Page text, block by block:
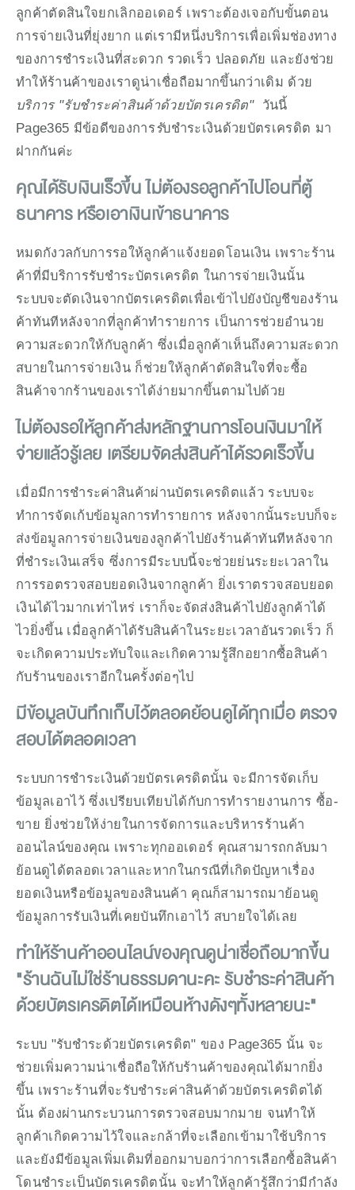
ลูกค้าตัดสินใจยกเลิกออเดอร์ เพราะต้องเจอกับขั้นตอน
การจ่ายเงินที่ยุ่งยาก แต่เรามีหนึ่งบริการเพื่อเพิ่มช่องทาง
ของการชำระเงินที่สะดวก รวดเร็ว ปลอดภัย และยังช่วย
ทำให้ร้านค้าของเราดูน่าเชื่อถือมากขึ้นกว่าเดิม ด้วย
บริการ "รับชำระค่าสินค้าด้วยบัตรเครดิต" วันนี้
Page365 มีข้อดีของการรับชำระเงินด้วยบัตรเครดิต มา
ฝากกันค่ะ
คุณได้รับเงินเร็วขึ้น ไม่ต้องรอลูกค้าไปโอนที่ตู้
ธนาคาร หรือเอาเงินเข้าธนาคาร
หมดกังวลกับการรอให้ลูกค้าแจ้งยอดโอนเงิน เพราะร้าน
ค้าที่มีบริการรับชำระบัตรเครดิต ในการจ่ายเงินนั้น
ระบบจะตัดเงินจากบัตรเครดิตเพื่อเข้าไปยังบัญชีของร้าน
ค้าทันทีหลังจากที่ลูกค้าทำรายการ เป็นการช่วยอำนวย
ความสะดวกให้กับลูกค้า ซึ่งเมื่อลูกค้าเห็นถึงความสะดวก
สบายในการจ่ายเงิน ก็ช่วยให้ลูกค้าตัดสินใจที่จะซื้อ
สินค้าจากร้านของเราได้ง่ายมากขึ้นตามไปด้วย
ไม่ต้องรอให้ลูกค้าส่งหลักฐานการโอนเงินมาให้
จ่ายแล้วรู้เลย เตรียมจัดส่งสินค้าได้รวดเร็วขึ้น
เมื่อมีการชำระค่าสินค้าผ่านบัตรเครดิตแล้ว ระบบจะ
ทำการจัดเก้บข้อมูลการทำรายการ หลังจากนั้นระบบก็จะ
ส่งข้อมูลการจ่ายเงินของลูกค้าไปยังร้านค้าทันทีหลังจาก
ที่ชำระเงินเสร็จ ซึ่งการมีระบบนี้จะช่วยย่นระยะเวลาใน
การรอตรวจสอบยอดเงินจากลูกค้า ยิ่งเราตรวจสอบยอด
เงินได้ไวมากเท่าไหร่ เราก็จะจัดส่งสินค้าไปยังลูกค้าได้
ไวยิ่งขึ้น เมื่อลูกค้าได้รับสินค้าในระยะเวลาอันรวดเร็ว ก็
จะเกิดความประทับใจและเกิดความรู้สึกอยากซื้อสินค้า
กับร้านของเราอีกในครั้งต่อๆไป
มีข้อมูลบันทึกเก็บไว้ตลอดย้อนดูได้ทุกเมื่อ ตรวจ
สอบได้ตลอดเวลา
ระบบการชำระเงินด้วยบัตรเครดิตนั้น จะมีการจัดเก็บ
ข้อมูลเอาไว้ ซึ่งเปรียบเทียบได้กับการทำรายงานการ ซื้อ-
ขาย ยิ่งช่วยให้ง่ายในการจัดการและบริหารร้านค้า
ออนไลน์ของคุณ เพราะทุกออเดอร์ คุณสามารถกลับมา
ย้อนดูได้ตลอดเวลาและหากในกรณีที่เกิดปัญหาเรื่อง
ยอดเงินหรือข้อมูลของสินนค้า คุณก็สามารถมาย้อนดู
ข้อมูลการรับเงินที่เคยบันทึกเอาไว้ สบายใจได้เลย
ทำให้ร้านค้าออนไลน์ของคุณดูน่าเชื่อถือมากขึ้น
"ร้านฉันไม่ใช่ร้านธรรมดานะคะ รับชำระค่าสินค้า
ด้วยบัตรเครดิตได้เหมือนห้างดังๆทั้งหลายนะ"
ระบบ "รับชำระด้วยบัตรเครดิต" ของ Page365 นั้น จะ
ช่วยเพิ่มความน่าเชื่อถือให้กับร้านค้าของคุณได้มากยิ่ง
ขึ้น เพราะร้านที่จะรับชำระค่าสินค้าด้วยบัตรเครดิตได้
นั้น ต้องผ่านกระบวนการตรวจสอบมากมาย จนทำให้
ลูกค้าเกิดความไว้ใจและกล้าที่จะเลือกเข้ามาใช้บริการ
และยังมีข้อมูลเพิ่มเติมที่ออกมาบอกว่าการเลือกซื้อสินค้า
โดนชำระเป็นบัตรเครดิตนั้น จะทำให้ลูกค้ารู้สึกว่ามีกำลัง